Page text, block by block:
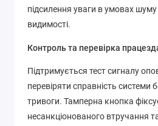
підсилення уваги в умовах шуму
видимості.
Контроль та перевірка
Підтримується тест сигналу
перевіряти справність системи
тривоги. Тамперна кнопка
несанкціонованого втручання